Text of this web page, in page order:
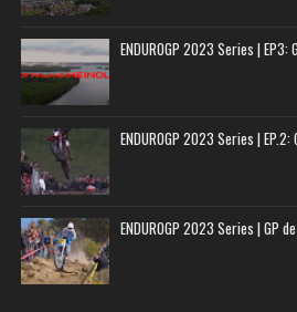
ENDUROGP 2023 Series | EP3:
ENDUROGP 2023 Series | EP.2:
ENDUROGP 2023 Series | GP